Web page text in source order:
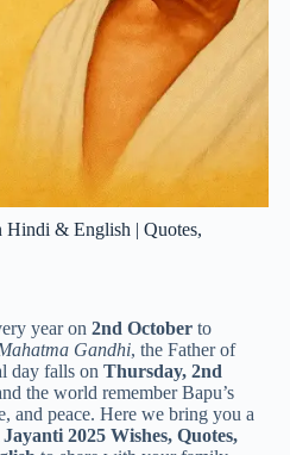
Hindi & English | Quotes,
year on 2nd October to
Gandhi, the Father of
day falls on Thursday, 2nd
the world remember Bapu’s
and peace. Here we bring you a
2025 Wishes, Quotes,